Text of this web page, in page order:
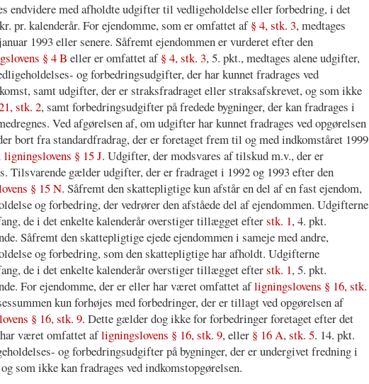
endvidere med afholdte udgifter til vedligeholdelse eller forbedring, i det
pr. kalenderår. For ejendomme, som er omfattet af§ 4, stk. 3, medtages
1993 eller senere. Såfremt ejendommen er vurderet efter den
§ 4 B eller er omfattet af§ 4, stk. 3, 5. pkt., medtages alene udgifter,
og forbedringsudgifter, der har kunnet fradrages ved
samt udgifter, der er straksfradraget eller straksafskrevet, og som ikke
stk. 2, samt forbedringsudgifter på fredede bygninger, der kan fradrages i
Ved afgørelsen af, om udgifter har kunnet fradrages ved opgørelsen
bort fra standardfradrag, der er foretaget frem til og med indkomståret 1999
iligningslovens § 15 J. Udgifter, der modsvares af tilskud m.v., der er
Tilsvarende gælder udgifter, der er fradraget i 1992 og 1993 efter den
§ 15 N. Såfremt den skattepligtige kun afstår en del af en fast ejendom,
og forbedring, der vedrører den afståede del af ejendommen. Udgifterne
de i det enkelte kalenderår overstiger tillægget efterstk. 1, 4. pkt.
Såfremt den skattepligtige ejede ejendommen i sameje med andre,
og forbedring, som den skattepligtige har afholdt. Udgifterne
de i det enkelte kalenderår overstiger tillægget efterstk. 1, 5. pkt.
For ejendomme, der er eller har været omfattet afligningslovens § 16, stk.
kun forhøjes med forbedringer, der er tillagt ved opgørelsen af
§ 16, stk. 9. Dette gælder dog ikke for forbedringer foretaget efter det
har været omfattet afligningslovens § 16, stk. 9, eller § 16 A, stk. 5. 14. pkt.
og forbedringsudgifter på bygninger, der er undergivet fredning i
som ikke kan fradrages ved indkomstopgørelsen.